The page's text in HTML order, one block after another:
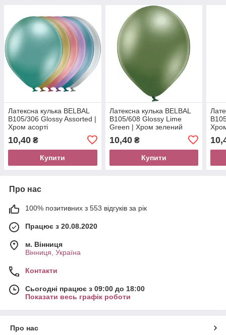
Латексна кулька BELBAL
В105/306 Glossy Assorted |
Хром асорті
10,40 ₴
Купити
Латексна кулька BELBAL
В105/608 Glossy Lime
Green | Хром зелений
10,40₴
Купити
Про нас
100% позитивних з 553 відгуків за рік
Працює з 20.08.2020
м. Вінниця
Вінниця, Україна
Контакти
Сьогодні працює з 09:00 до 18:00
Показати весь графік роботи
Про нас